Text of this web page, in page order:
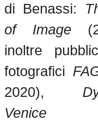
di Benassi:
of Image
inoltre
fotografici
2020),
Venice